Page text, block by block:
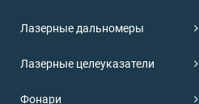
Лазерные дальномеры
Лазерные целеуказатели
Фонари